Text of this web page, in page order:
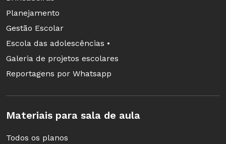
ter boa capacidade de memorização,
especialmente diante da repetição.
Deficiências
Intelectual
Créditos: Mauro Henrique André Formação:
Doutorando em Educação Física pela
Planejamento
Gestão Escolar
Escola das adolescências •
Galeria de projetos escolares
Reportagens por Whatsapp
Materiais para sala de aula
Todos os planos